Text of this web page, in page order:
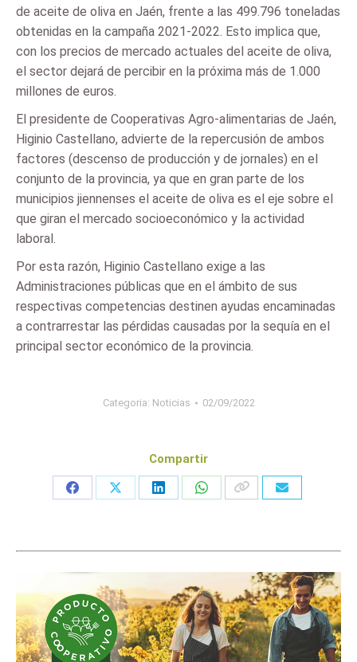
de aceite de oliva en Jaén, frente a las 499.796 toneladas
obtenidas en la campaña 2021-2022. Esto implica que,
con los precios de mercado actuales del aceite de oliva,
el sector dejará de percibir en la próxima más de 1.000
millones de euros.
El presidente de Cooperativas Agro-alimentarias de Jaén,
Higinio Castellano, advierte de la repercusión de ambos
factores (descenso de producción y de jornales) en el
conjunto de la provincia, ya que en gran parte de los
municipios jiennenses el aceite de oliva es el eje sobre el
que giran el mercado socioeconómico y la actividad
laboral.
Por esta razón, Higinio Castellano exige a las
Administraciones públicas que en el ámbito de sus
respectivas competencias destinen ayudas encaminadas
a contrarrestar las pérdidas causadas por la sequía en el
principal sector económico de la provincia.
Categoria: Noticias 02/09/2022
Compartir
Share
Share
Share
Share